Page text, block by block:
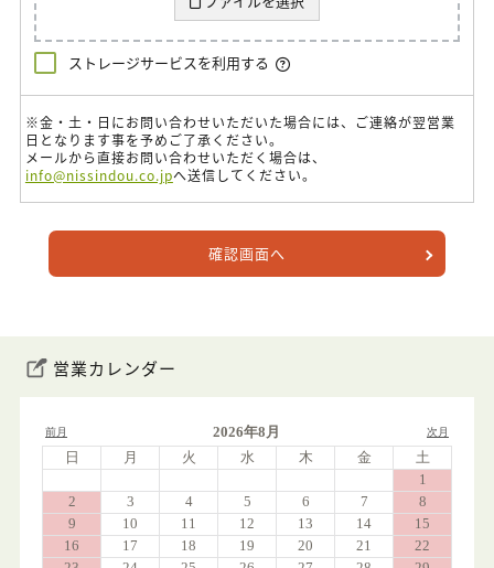
ストレージサービスを利用する
※金・土・日にお問い合わせいただいた場合には、ご連絡が翌営業
日となります事を予めご了承ください。
メールから直接お問い合わせいただく場合は、
info@nissindou.co.jpへ送信してください。
確認画面へ
営業カレンダー